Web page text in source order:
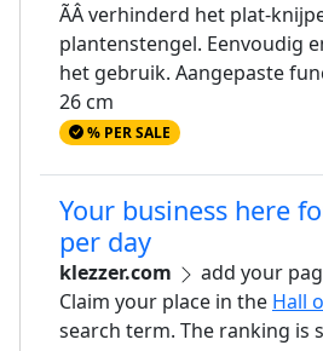
ÃÂ verhinderd het plat-
plantenstengel. Eenvoudig
het gebruik. Aangepaste
26 cm
% PER SALE
Your business here
per day
klezzer.com
add your
Claim your place in the Hall
search term. The ranking is